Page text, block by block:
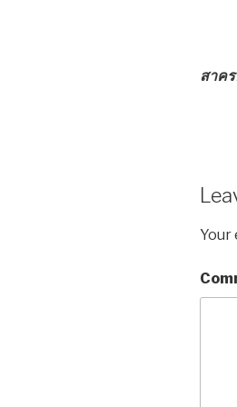
สาค
Your